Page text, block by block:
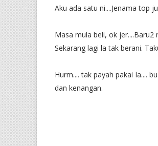
Aku ada satu ni....Jenama top
Masa mula beli, ok
Sekarang lagi la tak berani.
Hurm.... tak payah pakai la....
dan kenangan.